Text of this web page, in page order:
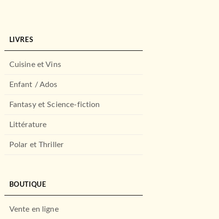
LIVRES
Cuisine et Vins
Enfant / Ados
Fantasy et Science-fiction
Littérature
Polar et Thriller
BOUTIQUE
Vente en ligne